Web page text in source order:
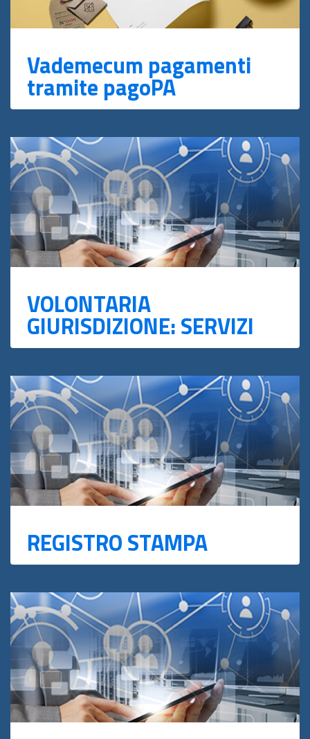
Vademecum pagamenti
tramite pagoPA
VOLONTARIA
GIURISDIZIONE: SERVIZI
REGISTRO STAMPA